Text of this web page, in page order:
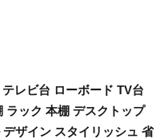
レビ台 ローボード TV台
ラック 本棚 デスクトップ
ザイン スタイリッシュ 省